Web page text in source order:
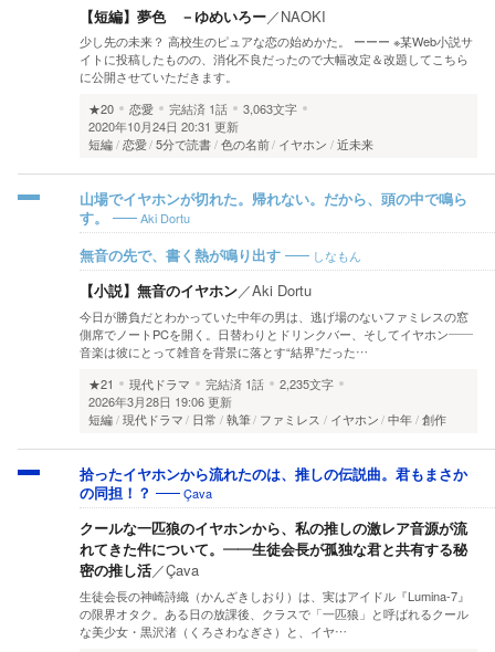
【短編】夢色 －ゆめいろー／NAOKI
少し先の未来？ 高校生のピュアな恋の始めかた。 ーーー ※某Web小説サ
イトに投稿したものの、消化不良だったので大幅改定＆改題してこちら
に公開させていただきます。
★20
恋愛 完結済 1話
3,063文字
2020年10月24日 20:31 更新
短編 恋愛 5分で読書 色の名前 イヤホン 近未来
山場でイヤホンが切れた。帰れない。だから、頭の中で鳴ら
す。
Aki Dortu
無音の先で、書く熱が鳴り出す しなもん
【小説】無音のイヤホン／Aki Dortu
今日が勝負だとわかっていた中年の男は、逃げ場のないファミレスの窓
側席でノートPCを開く。日替わりとドリンクバー、そしてイヤホン――
音楽は彼にとって雑音を背景に落とす“結界”だった…
★21
現代ドラマ 完結済 1話
2,235文字
2026年3月28日 19:06 更新
短編 現代ドラマ 日常 執筆 ファミレス イヤホン 中年 創作
拾ったイヤホンから流れたのは、推しの伝説曲。君もまさか
の同担！？
Çava
クールな一匹狼のイヤホンから、私の推しの激レア音源が流
れてきた件について。――生徒会長が孤独な君と共有する秘
密の推し活／Çava
生徒会長の神崎詩織（かんざきしおり）は、実はアイドル『Lumina-7』
の限界オタク。ある日の放課後、クラスで「一匹狼」と呼ばれるクール
な美少女・黒沢渚（くろさわなぎさ）と、イヤ…